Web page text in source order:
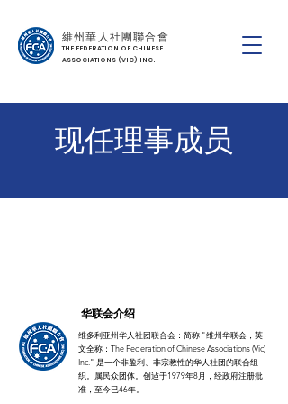
維州華人社團聯合會
THE FEDERATION OF CHINESE
ASSOCIATIONS (VIC) INC.
现任理事成员
华联会介绍
维多利亚州华人社团联合会：简称 "维州华联会，英
文全称：The Federation of Chinese Associations (Vic)
Inc." 是一个非盈利、非宗教性的华人社团的联合组
织。属民众团体。创迠于1979年8月，经政府注册批
准，至今已46年。